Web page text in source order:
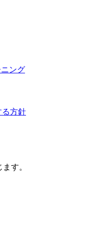
ング
る方針
す。